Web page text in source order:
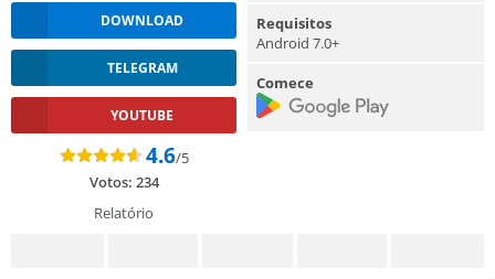
DOWNLOAD
TELEGRAM
YOUTUBE
4.6/5
Votos: 234
Relatório
Requisitos
Android 7.0+
Comece